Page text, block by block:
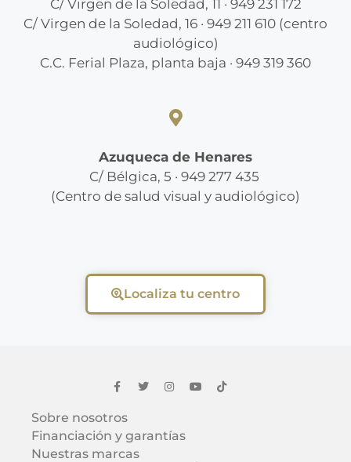
C/ Virgen de la Soledad, 11 · 949 231 172
C/ Virgen de la Soledad, 16 · 949 211 610 (centro
audiológico)
C.C. Ferial Plaza, planta baja · 949 319 360
Azuqueca de Henares
C/ Bélgica, 5 · 949 277 435
(Centro de salud visual y audiológico)
Localiza tu centro
Sobre nosotros
Financiación y garantías
Nuestras marcas